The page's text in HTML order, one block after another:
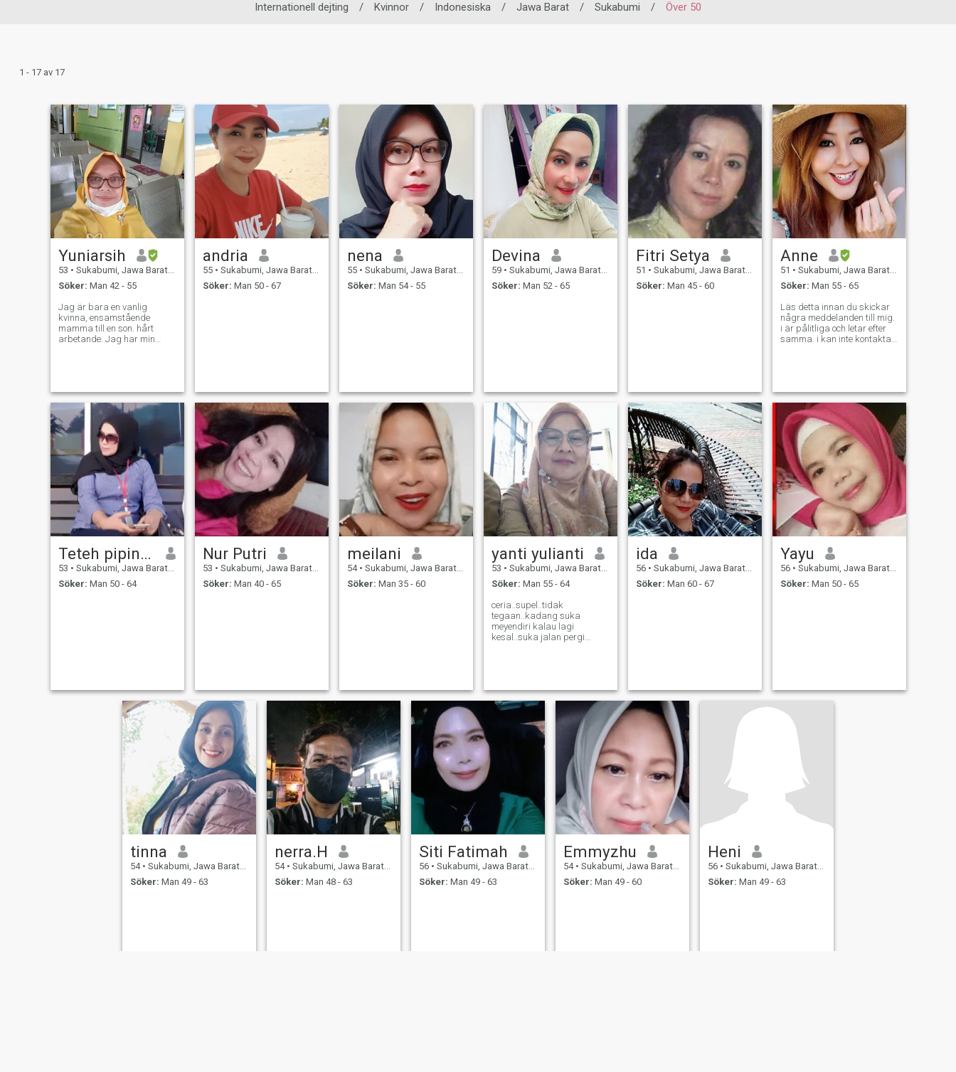
Internationell dejting / Kvinnor / Indonesiska / Jawa Barat / Sukabumi / Över 50
1 - 17 av 17
Yuniarsih
53 • Sukabumi, Jawa Barat, Indonesien
Söker: Man 42 - 55
Jag är bara en vanlig
kvinna, ensamstående
mamma till en son. hårt
arbetande. Jag har min
anställda. Jag letar efter ett
långsiktigt förhållande. inte
bara ha kul eller ha sex. Jag
vill ha ett nytt liv efter tre år
av min mans död.
andria
55 • Sukabumi, Jawa Barat, Indonesien
Söker: Man 50 - 67
nena
55 • Sukabumi, Jawa Barat, Indonesien
Söker: Man 54 - 55
Devina
59 • Sukabumi, Jawa Barat, Indonesien
Söker: Man 52 - 65
Fitri Setya
51 • Sukabumi, Jawa Barat, Indonesien
Söker: Man 45 - 60
Anne
51 • Sukabumi, Jawa Barat, Indonesien
Söker: Man 55 - 65
Läs detta innan du skickar
några meddelanden till mig.
i är pålitliga och letar efter
samma. i kan inte kontakta
inte kan läsa dina
meddelanden eller med inga
BILDER.
Teteh pipin.. ateu
53 • Sukabumi, Jawa Barat, Indonesien
Söker: Man 50 - 64
Nur Putri
53 • Sukabumi, Jawa Barat, Indonesien
Söker: Man 40 - 65
meilani
54 • Sukabumi, Jawa Barat, Indonesien
Söker: Man 35 - 60
yanti yulianti
53 • Sukabumi, Jawa Barat, Indonesien
Söker: Man 55 - 64
ceria..supel..tidak
tegaan..kadang suka
meyendiri kalau lagi
kesal..suka jalan pergi
ida
56 • Sukabumi, Jawa Barat, Indonesien
Söker: Man 60 - 67
Yayu
56 • Sukabumi, Jawa Barat, Indonesien
Söker: Man 50 - 65
tinna
54 • Sukabumi, Jawa Barat, Indonesien
Söker: Man 49 - 63
nerra.H
54 • Sukabumi, Jawa Barat, Indonesien
Söker: Man 48 - 63
Siti Fatimah
56 • Sukabumi, Jawa Barat, Indonesien
Söker: Man 49 - 63
Emmyzhu
54 • Sukabumi, Jawa Barat, Indonesien
Söker: Man 49 - 60
Heni
56 • Sukabumi, Jawa Barat, Indonesien
Söker: Man 49 - 63